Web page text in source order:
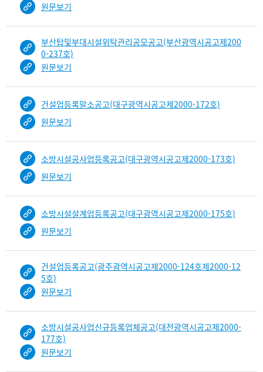
원문보기
부산탑및부대시설위탁관리공모공고(부산광역시공고제200
0-237호)
원문보기
건설업등록말소공고(대구광역시공고제2000-172호)
원문보기
소방시설공사업등록공고(대구광역시공고제2000-173호)
원문보기
소방시설설계업등록공고(대구광역시공고제2000-175호)
원문보기
건설업등록공고(광주광역시공고제2000-124호제2000-12
5호)
원문보기
소방시설공사업신규등록업체공고(대전광역시공고제2000-
177호)
원문보기